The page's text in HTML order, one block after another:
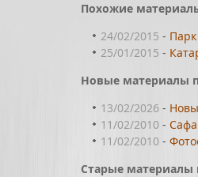
Похожие
24/02/2015 -
25/01/2015 -
Новые материалы
13/02/2026 -
11/02/2010 -
11/02/2010 -
Старые материалы